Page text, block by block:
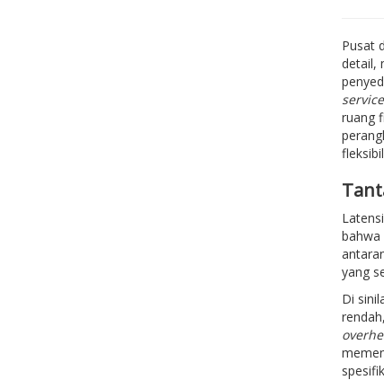
Pusat
detail,
ruang
bahwa
yang
Di